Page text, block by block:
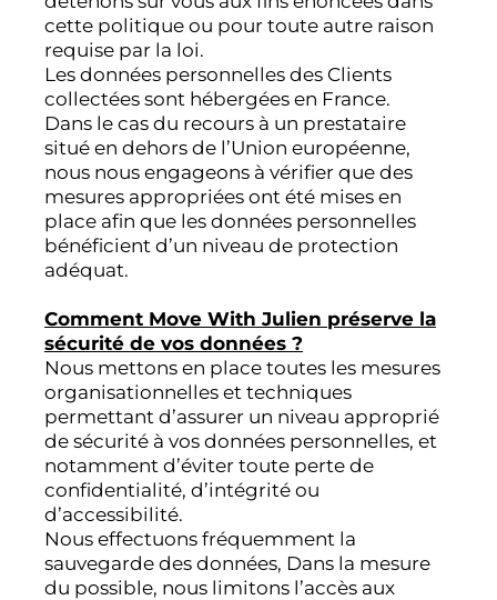
cette politique ou pour toute autre raison
requise par la loi.
Les données personnelles des Clients
collectées sont hébergées en France.
Dans le cas du recours à un prestataire
situé en dehors de l’Union européenne,
nous nous engageons à vérifier que des
mesures appropriées ont été mises en
place afin que les données personnelles
bénéficient d’un niveau de protection
adéquat.
Comment Move With Julien préserve la
sécurité de vos données ?
Nous mettons en place toutes les mesures
organisationnelles et techniques
permettant d’assurer un niveau approprié
de sécurité à vos données personnelles, et
notamment d’éviter toute perte de
confidentialité, d’intégrité ou
d’accessibilité.
Nous effectuons fréquemment la
sauvegarde des données, Dans la mesure
du possible, nous limitons l’accès aux